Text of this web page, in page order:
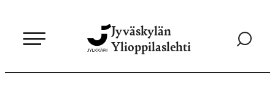
sisältöön
Jyväskylän
Ylioppilaslehti
Siirry